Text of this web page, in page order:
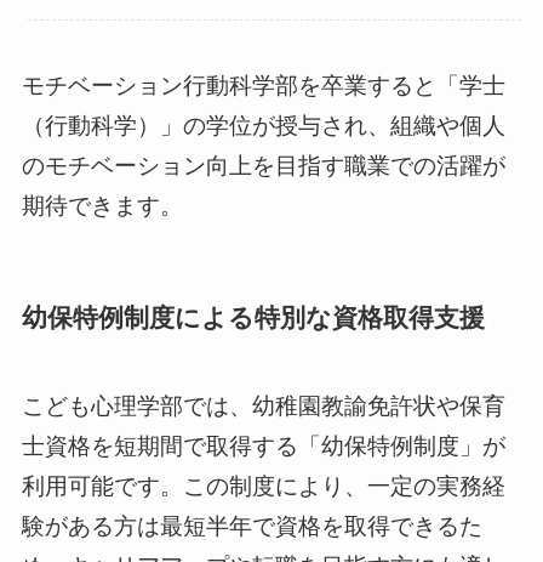
モチベーション行動科学部を卒業すると「学士
（行動科学）」の学位が授与され、組織や個人
のモチベーション向上を目指す職業での活躍が
期待できます。
幼保特例制度による特別な資格取得支援
こども心理学部では、幼稚園教諭免許状や保育
士資格を短期間で取得する「幼保特例制度」が
利用可能です。この制度により、一定の実務経
験がある方は最短半年で資格を取得できるた